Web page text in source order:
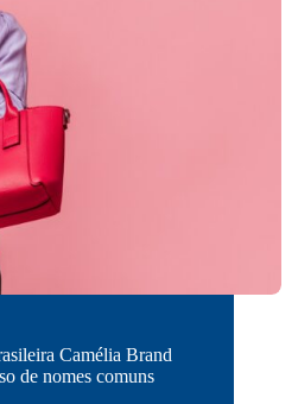
Camélia Brand
de nomes comuns